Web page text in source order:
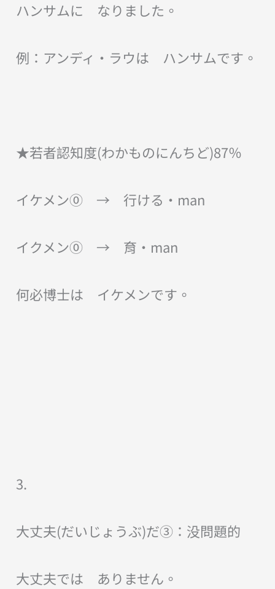
ハンサムに なりました。
例：アンディ・ラウは ハンサムです。
★若者認知度(わかものにんちど)87％
イケメン⓪ → 行ける・man
イクメン⓪ → 育・man
何必博士は イケメンです。
3.
大丈夫(だいじょうぶ)だ③：没問題的
大丈夫では ありません。